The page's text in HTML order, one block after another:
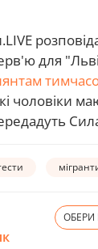
для
чоловіки
ОБЕРИ